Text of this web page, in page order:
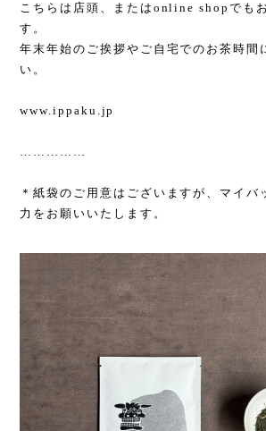
こちらは店頭、または online shop でも
す。
年末年始のご挨拶やご自宅でのお茶時間
い。
www.ippaku.jp
……………
＊紙袋のご用意はございますが、マイバ
力をお願いいたします。